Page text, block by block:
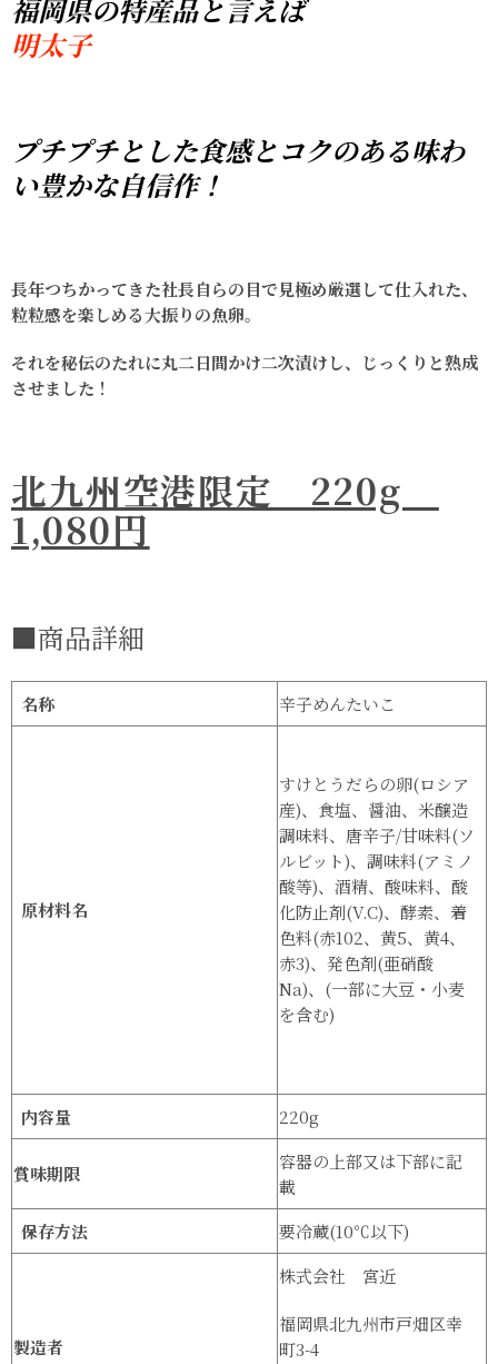
福岡県の​特産品と​言えば
明太子
プチプチとした​食感と​コクの​ある​味わ
い​豊かな​自信作！
長年つちかってきた社長自らの目で見極め厳選して仕入れた、
粒粒感を楽しめる大振りの魚卵。
それを秘伝のたれに丸二日間かけ二次漬けし、じっくりと熟成
させました！
北九州​空​港限定 220g
1,080円
■商品詳細
名称 辛子めんたいこ
原材料名
すけとうだらの卵(ロシア
産)、食塩、醤油、米醸造
調味料、唐辛子/甘味料(ソ
ルビット)、調味料(アミノ
酸等)、酒精、酸味料、酸
化防止剤(V.C)、酵素、着
色料(赤102、黄5、黄4、
赤3)、発色剤(亜硝酸
Na)、(一部に大豆・小麦
を含む)
内容量 220g
賞味期限
容器の上部又は下部に記
載
保存方法
要冷蔵(10℃以下)
製造者
株式会社 宮近
福岡県北九州市戸畑区幸
町3-4